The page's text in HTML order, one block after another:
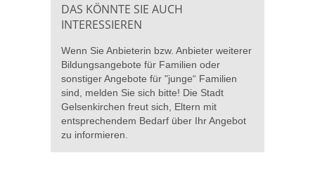
DAS KÖNNTE SIE AUCH
INTERESSIEREN
Wenn Sie Anbieterin bzw. Anbieter weiterer
Bildungsangebote für Familien oder
sonstiger Angebote für "junge“ Familien
sind, melden Sie sich bitte! Die Stadt
Gelsenkirchen freut sich, Eltern mit
entsprechendem Bedarf über Ihr Angebot
zu informieren.